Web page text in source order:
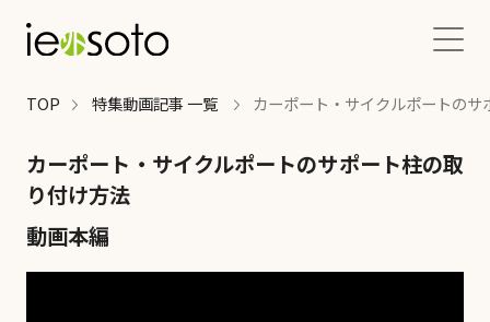
TOP 特集動画記事 一覧 カーポート・サイクルポートの
カーポート・サイクルポートのサポート柱の取
り付け方法
動画本編
特集動画記事
エクステリア関連記事